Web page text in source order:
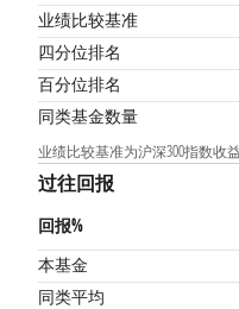
业绩比较基准
四分位排名
4
百分位排名
同类基金数量
业绩比较基准为沪深300指数收
过往回报
回报%
本基金
同类平均